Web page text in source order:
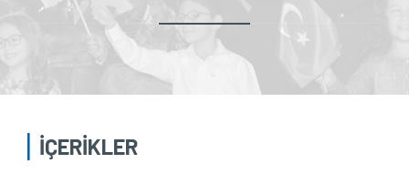
İÇERİKLER